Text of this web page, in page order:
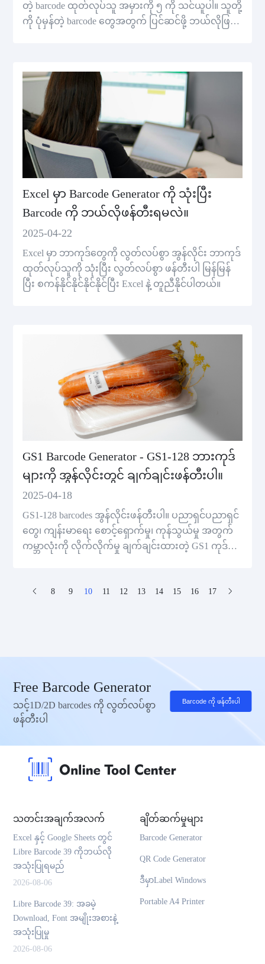
တဲ့ barcode ထုတ်လုပ်သူ အမှားကို ၅ ကို သင်ယူပါ။ သူတို့
ကို ပုံမှန်တဲ့ barcode တွေအတွက် ပြင်ဆင်ဖို့ ဘယ်လိုဖြစ်
Excel မှာ Barcode Generator ကို သုံးပြီး
Barcode ကို ဘယ်လိုဖန်တီးရမလဲ။
2025-04-22
Excel မှာ ဘာကုဒ်တွေကို လွတ်လပ်စွာ အွန်လိုင်း ဘာကုဒ်
ထုတ်လုပ်သူကို သုံးပြီး လွတ်လပ်စွာ ဖန်တီးပါ မြန်မြန်
ပြီး စကန်နိုင်နိုင်နိုင်နိုင်ပြီး Excel နဲ့ တူညီနိုင်ပါတယ်။
GS1 Barcode Generator - GS1-128 ဘားကုဒ်
များကို အွန်လိုင်းတွင် ချက်ချင်းဖန်တီးပါ။
2025-04-18
GS1-128 barcodes အွန်လိုင်းဖန်တီးပါ။ ပညာရှင်ပညာရှင်
တွေ၊ ကျန်းမာရေး စောင့်ရှောက်မှု၊ ကုန်သွယ်မှု အတွက်
ကမ္ဘာလုံးကို လိုက်လိုက်မှု ချက်ချင်းထားတဲ့ GS1 ကုဒ်
8 9 10 11 12 13 14 15 16 17
Free Barcode Generator
သင့်1D/2D barcodes ကို လွတ်လပ်စွာ
ဖန်တီးပါ
Barcode ကို ဖန်တီးပါ
သတင်းအချက်အလက်
Excel နှင့် Google Sheets တွင်
Libre Barcode 39 ကိုဘယ်လို
အသုံးပြုရမည်
2026-08-06
Libre Barcode 39: အခမဲ့
Download, Font အမျိုးအစားနဲ့
အသုံးပြုမှု
2026-08-06
ချိတ်ဆက်မှုများ
Barcode Generator
QR Code Generator
ဒီမှာLabel Windows
Portable A4 Printer